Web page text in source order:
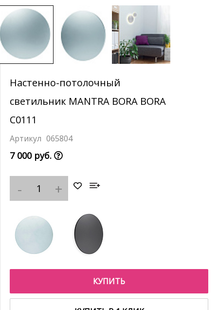
Настенно-потолочный
светильник MANTRA BORA BORA
C0111
065804
7 000 руб.
КУПИТЬ